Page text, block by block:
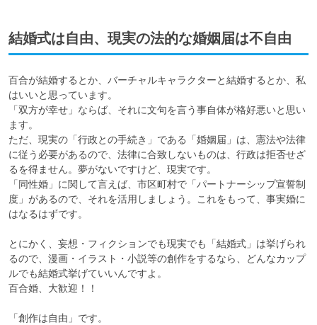
結婚式は自由、現実の法的な婚姻届は不自由
百合が結婚するとか、バーチャルキャラクターと結婚するとか、私
はいいと思っています。
「双方が幸せ」ならば、それに文句を言う事自体が格好悪いと思い
ます。
ただ、現実の「行政との手続き」である「婚姻届」は、憲法や法律
に従う必要があるので、法律に合致しないものは、行政は拒否せざ
るを得ません。夢がないですけど、現実です。
「同性婚」に関して言えば、市区町村で「パートナーシップ宣誓制
度」があるので、それを活用しましょう。これをもって、事実婚に
はなるはずです。
とにかく、妄想・フィクションでも現実でも「結婚式」は挙げられ
るので、漫画・イラスト・小説等の創作をするなら、どんなカップ
ルでも結婚式挙げていいんですよ。
百合婚、大歓迎！！
「創作は自由」です。